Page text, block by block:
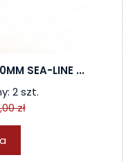
SEA-LINE ...
2 szt.
zł